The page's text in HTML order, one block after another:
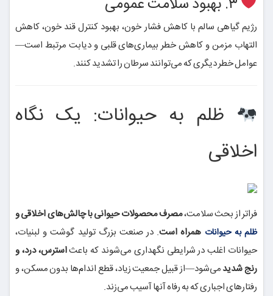
رژیم گیاهی سالم با کاهش فشار خون، بهبود کنترل قند خون، کاهش
التهاب مزمن و کاهش خطر بیماری‌های قلبی و دیابت مرتبط است—
عوامل خطر دیگری که می‌توانند سرطان را تشدید کنند.
ظلم به حیوانات: یک نگاه
اخلاقی
فراتر از بحث سلامت،مصرف محصولات حیوانی با چالش‌های اخلاقی و
ظلم به حیوانات همراه است. در صنعت بزرگ تولید گوشت و لبنیات،
حیوانات اغلب در شرایطی نگهداری می‌شوند که باعثاسترس، درد، و
رنج شدیدمی‌شود—از قبیل جمعیت زیاد، قطع اندام‌ها بدون مسکن، و
رفتارهای اجباری که به رفاه آنها آسیب می‌زند.